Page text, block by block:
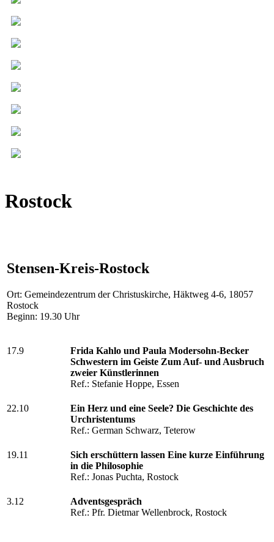
Rostock
Stensen-Kreis-Rostock
Ort: Gemeindezentrum der Christuskirche, Häktweg 4-6, 18057
Rostock
Beginn: 19.30 Uhr
17.9
Frida Kahlo und Paula Modersohn-Becker
Schwestern im Geiste Zum Auf- und Ausbruch
zweier Künstlerinnen
Ref.: Stefanie Hoppe, Essen
22.10
Ein Herz und eine Seele? Die Geschichte des
Urchristentums
Ref.: German Schwarz, Teterow
19.11
Sich erschüttern lassen Eine kurze Einführung
in die Philosophie
Ref.: Jonas Puchta, Rostock
3.12
Adventsgespräch
Ref.: Pfr. Dietmar Wellenbrock, Rostock